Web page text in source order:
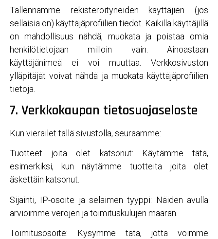
Tallennamme rekisteröityneiden käyttäjien (jos
sellaisia on) käyttäjäprofiilien tiedot. Kaikilla käyttäjillä
on mahdollisuus nähdä, muokata ja poistaa omia
henkilötietojaan milloin vain. Ainoastaan
käyttäjänimeä ei voi muuttaa. Verkkosivuston
ylläpitäjät voivat nähdä ja muokata käyttäjäprofiilien
tietoja.
7. Verkkokaupan tietosuojaseloste
Kun vierailet tällä sivustolla, seuraamme:
Tuotteet joita olet katsonut: Käytämme tätä,
esimerkiksi, kun näytämme tuotteita joita olet
äskettäin katsonut.
Sijainti, IP-osoite ja selaimen tyyppi: Näiden avulla
arvioimme verojen ja toimituskulujen määrän.
Toimitusosoite: Kysymme tätä, jotta voimme